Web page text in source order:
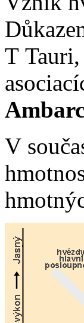
T
V